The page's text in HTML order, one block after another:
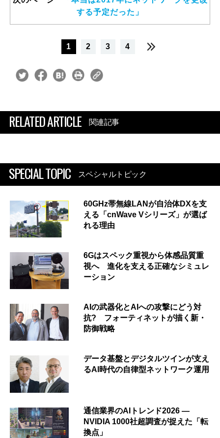
する予定だった」
1 2 3 4
RELATED ARTICLE 関連記事
SPECIAL TOPIC スペシャルトピック
60GHz帯無線LANが自治体DXを支
える「cnWave Vシリーズ」が選ば
れる理由
6Gはスペック重視から体感品質重
視へ 進化を支える正確なシミュレ
ーション
AIの武器化とAIへの攻撃にどう対
抗? フォーティネットが描く新・
防御戦略
データ基盤とデジタルツインが支え
るAI時代の自律型ネットワーク運用
通信業界のAIトレンド2026 ―
NVIDIA 1000社超調査が捉えた「転
換点」